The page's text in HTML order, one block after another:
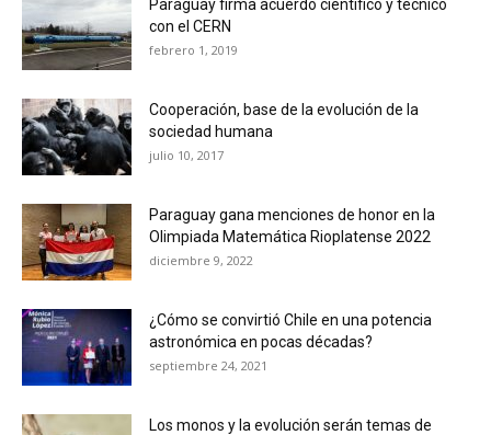
Paraguay firma acuerdo científico y técnico
con el CERN
febrero 1, 2019
Cooperación, base de la evolución de la
sociedad humana
julio 10, 2017
Paraguay gana menciones de honor en la
Olimpiada Matemática Rioplatense 2022
diciembre 9, 2022
¿Cómo se convirtió Chile en una potencia
astronómica en pocas décadas?
septiembre 24, 2021
Los monos y la evolución serán temas de